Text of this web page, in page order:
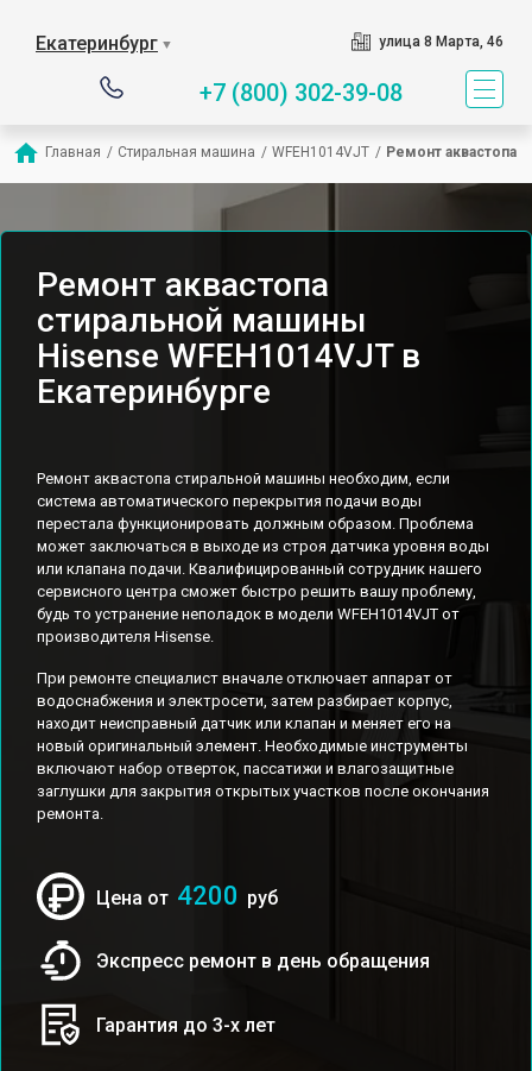
Екатеринбург ▼ улица 8 Марта, 46
+7 (800) 302-39-08
Главная / Стиральная машина / WFEH1014VJT / Ремонт аквастопа
Ремонт аквастопа
стиральной машины
Hisense WFEH1014VJT в
Екатеринбурге
Ремонт аквастопа стиральной машины необходим, если
система автоматического перекрытия подачи воды
перестала функционировать должным образом. Проблема
может заключаться в выходе из строя датчика уровня воды
или клапана подачи. Квалифицированный сотрудник нашего
сервисного центра сможет быстро решить вашу проблему,
будь то устранение неполадок в модели WFEH1014VJT от
производителя Hisense.
При ремонте специалист вначале отключает аппарат от
водоснабжения и электросети, затем разбирает корпус,
находит неисправный датчик или клапан и меняет его на
новый оригинальный элемент. Необходимые инструменты
включают набор отверток, пассатижи и влагозащитные
заглушки для закрытия открытых участков после окончания
ремонта.
Цена от 4200 руб
Экспресс ремонт в день обращения
Гарантия до 3-х лет